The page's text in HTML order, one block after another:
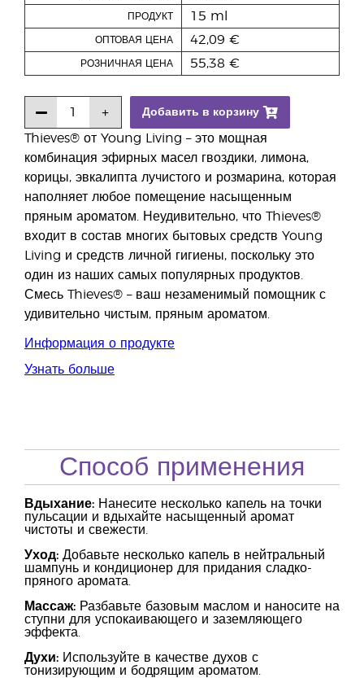
Thieves® от Young Living – это мощная
комбинация эфирных масел гвоздики, лимона,
корицы, эвкалипта лучистого и розмарина, которая
наполняет любое помещение насыщенным
пряным ароматом. Неудивительно, что Thieves®
входит в состав многих бытовых средств Young
Living и средств личной гигиены, поскольку это
один из наших самых популярных продуктов.
Смесь Thieves® – ваш незаменимый помощник с
удивительно чистым, пряным ароматом.
Информация о продукте
Узнать больше
ПРОДУКТ 15 ml
ОПТОВАЯ ЦЕНА 42,09 €
РОЗНИЧНАЯ ЦЕНА 55,38 €
Добавить в корзину
Способ применения
Вдыхание: Нанесите несколько капель на точки
пульсации и вдыхайте насыщенный аромат
чистоты и свежести.
Уход: Добавьте несколько капель в нейтральный
шампунь и кондиционер для придания сладко-
пряного аромата.
Массаж: Разбавьте базовым маслом и наносите на
ступни для успокаивающего и заземляющего
эффекта.
Духи: Используйте в качестве духов с
тонизирующим и бодрящим ароматом.